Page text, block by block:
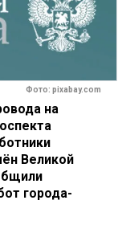
Фото: pixabay.com
на
Великой
города-